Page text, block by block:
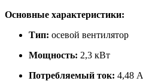
Основные характеристики:
Тип: осевой вентилятор
Мощность: 2,3 кВт
Потребляемый ток: 4,48 А